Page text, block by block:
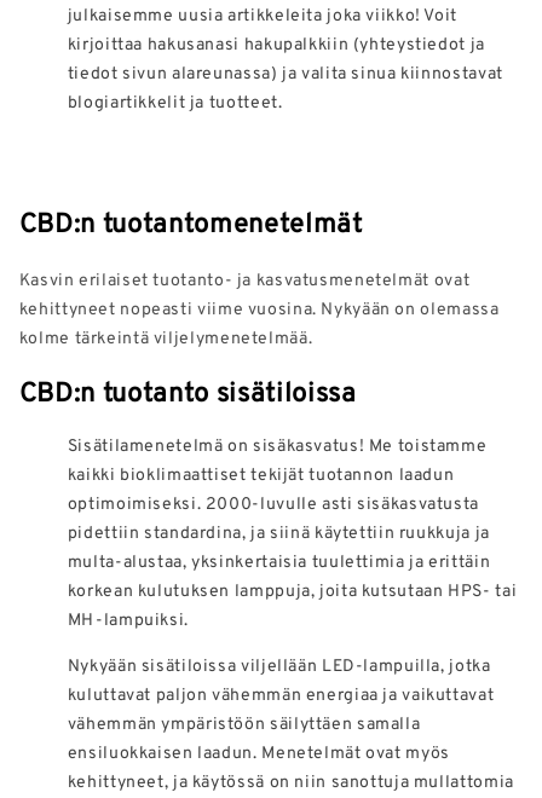
julkaisemme uusia artikkeleita joka viikko! Voit
kirjoittaa hakusanasi hakupalkkiin (yhteystiedot ja
tiedot sivun alareunassa) ja valita sinua kiinnostavat
blogiartikkelit ja tuotteet.
CBD:n tuotantomenetelmät
Kasvin erilaiset tuotanto- ja kasvatusmenetelmät ovat
kehittyneet nopeasti viime vuosina. Nykyään on olemassa
kolme tärkeintä viljelymenetelmää.
CBD:n tuotanto sisätiloissa
Sisätilamenetelmä on sisäkasvatus! Me toistamme
kaikki bioklimaattiset tekijät tuotannon laadun
optimoimiseksi. 2000-luvulle asti sisäkasvatusta
pidettiin standardina, ja siinä käytettiin ruukkuja ja
multa-alustaa, yksinkertaisia tuulettimia ja erittäin
korkean kulutuksen lamppuja, joita kutsutaan HPS- tai
MH-lampuiksi.
Nykyään sisätiloissa viljellään LED-lampuilla, jotka
kuluttavat paljon vähemmän energiaa ja vaikuttavat
vähemmän ympäristöön säilyttäen samalla
ensiluokkaisen laadun. Menetelmät ovat myös
kehittyneet, ja käytössä on niin sanottuja mullattomia